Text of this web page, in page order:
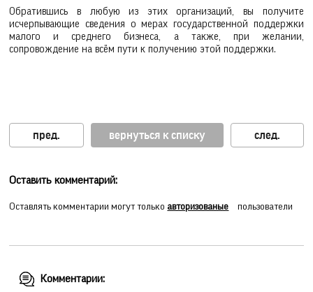
Обратившись в любую из этих организаций, вы получите
исчерпывающие сведения о мерах государственной поддержки
малого и среднего бизнеса, а также, при желании,
сопровождение на всём пути к получению этой поддержки.
вернуться к списку
Оставить комментарий:
Оставлять комментарии могут только авторизованые пользователи
Комментарии: